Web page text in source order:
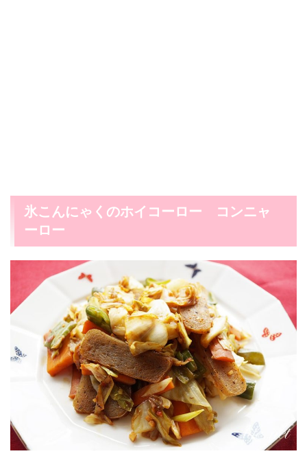
氷こんにゃくのホイコーロー コンニャ
ーロー